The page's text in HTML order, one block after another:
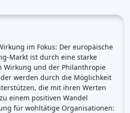
im Fokus: Der europäische
Markt ist durch eine starke
Wirkung und der Philanthropie
werden durch die Möglichkeit
die mit ihren Werten
einem positiven Wandel
für wohltätige Organisationen: